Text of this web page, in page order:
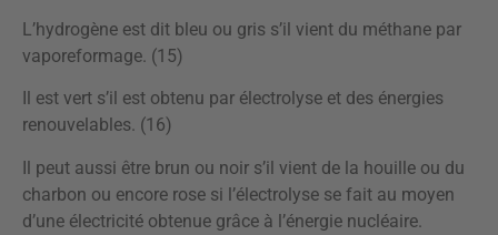
L’hydrogène est dit bleu ou gris s’il vient du méthane par
vaporeformage. (15)
Il est vert s’il est obtenu par électrolyse et des énergies
renouvelables. (16)
Il peut aussi être brun ou noir s’il vient de la houille ou du
charbon ou encore rose si l’électrolyse se fait au moyen
d’une électricité obtenue grâce à l’énergie nucléaire.